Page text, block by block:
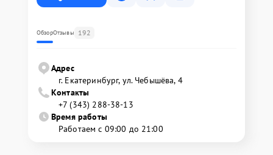
ОбзорОтзывы 192
Адрес
г. Екатеринбург, ул. Чебышёва, 4
Контакты
+7 (343) 288-38-13
Время работы
Работаем с 09:00 до 21:00